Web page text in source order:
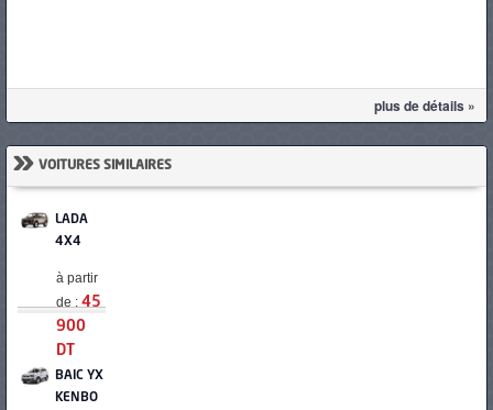
plus de détails »
» VOITURES SIMILAIRES
LADA
4X4
à partir
de : 45
900
DT
BAIC YX
KENBO